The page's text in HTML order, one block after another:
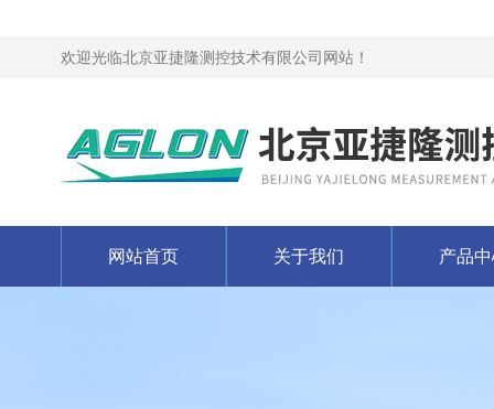
欢迎光临北京亚捷隆测控技术有限公司网站！
网站首页 关于我们 产品